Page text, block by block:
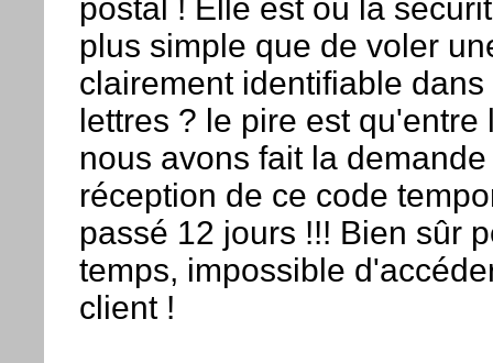
postal ! Elle est où la
plus simple que de voler
clairement identifiable
lettres ? le pire est qu'entre
nous avons fait la
réception de ce code
passé 12 jours !!! Bien sûr
temps, impossible
client !